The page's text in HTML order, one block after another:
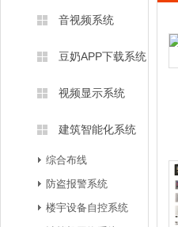
音视频系统
豆奶APP下载系统
视频显示系统
建筑智能化系统
综合布线
防盗报警系统
楼宇设备自控系统